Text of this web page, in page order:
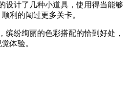
设计了几种小道具，使用得当能够
利的闯过更多关卡。
缤纷绚丽的色彩搭配的恰到好处，
体验。